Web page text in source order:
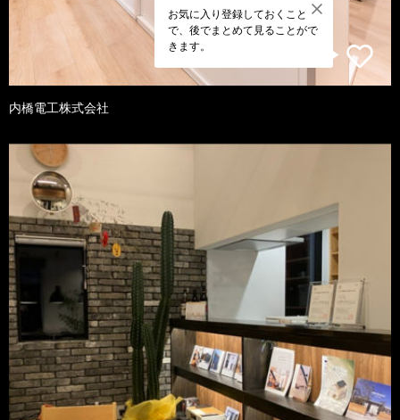
お気に入り登録しておくこと
で、後でまとめて見ることがで
きます。
内橋電工株式会社